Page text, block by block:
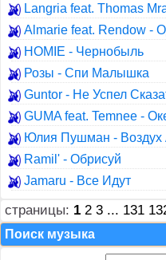
Langria feat. Thomas
Almarie feat. Rendow -
HOMIE - Чернобыль
Розы - Спи Малышка
Guntor - Не Успел
GUMA feat. Temnee -
Юлия Пушман - Воздух
Ramil' - Обрисуй
Jamaru - Все Идут
страницы: 1 2 3 ... 131
Поиск музыка